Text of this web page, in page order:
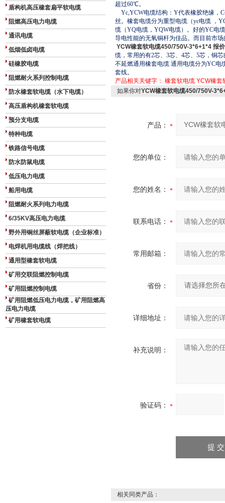
盾构机高压橡套扁平软电缆
阻燃高压电力电缆
通讯电缆
低烟低卤电缆
硅橡胶电缆
阻燃耐火系列控制电缆
防水橡套软电缆（水下电缆）
高压盾构机橡套软电缆
预分支电缆
特种电缆
铁路信号电缆
防水防鼠电缆
低压电力电缆
船用电缆
阻燃耐火系列电力电缆
6/35KV高压电力电缆
野外用铜丝屏蔽软电缆（企业标准）
电焊机用电缆线（焊把线）
通用型橡套软电缆
矿用交联阻燃控制电缆
矿用阻燃控制电缆
矿用阻燃低压电力电缆，矿用阻燃高
压电力电缆
矿用橡套软电缆
超过60℃。
Yc,YCW电缆结构：Y代表橡胶绝缘，
丝。橡套电缆分为重型电缆（yc电缆 ，
缆（YQ电缆，YQW电缆）。好的YC电
导电性能的无氧铜杆为佳品。而目前市
YCW橡套软电缆450/750V-3*6+1*4 报价
缆，常用的有2芯、3芯、4芯、5芯，铜
不延燃通用橡套电缆 通用电缆分为YC
套线。
产品相关关键字： 橡套软电缆 YCW橡套
如果你对YCW橡套软电缆450/750V-
产品：
您的单位：
您的姓名：
联系电话：
常用邮箱：
省份：
详细地址：
补充说明：
验证码：
相关同类产品：